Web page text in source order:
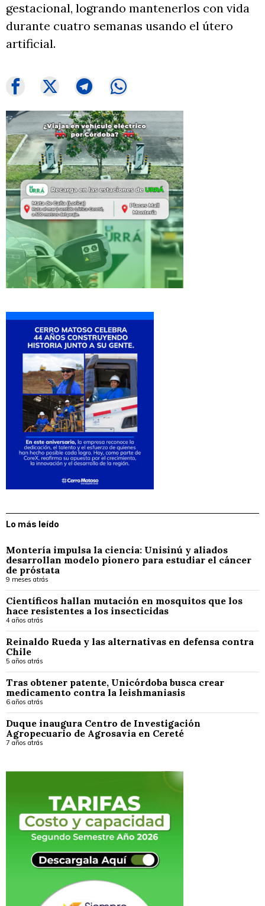
gestacional, logrando mantenerlos con vida
durante cuatro semanas usando el útero
artificial.
Lo más leído
Montería impulsa la ciencia: Unisinú y aliados
desarrollan modelo pionero para estudiar el cáncer
de próstata
9 meses atrás
Científicos hallan mutación en mosquitos que los
hace resistentes a los insecticidas
4 años atrás
Reinaldo Rueda y las alternativas en defensa contra
Chile
5 años atrás
Tras obtener patente, Unicórdoba busca crear
medicamento contra la leishmaniasis
6 años atrás
Duque inaugura Centro de Investigación
Agropecuario de Agrosavia en Cereté
7 años atrás